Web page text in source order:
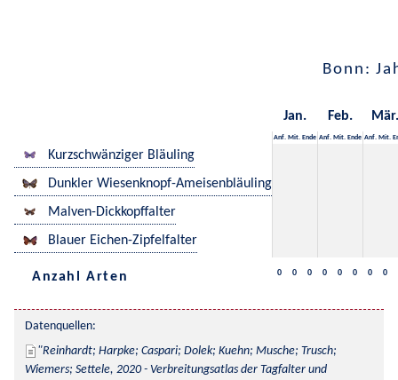
Bonn:
Jan. Feb. Mär.
Anf. Mit. Ende Anf. Mit. Ende Anf. Mit.
Kurzschwänziger Bläuling
Dunkler Wiesenknopf-Ameisenbläuling
Malven-Dickkopffalter
Blauer Eichen-Zipfelfalter
Anzahl Arten 0 0 0 0 0 0 0 0
Datenquellen:
Reinhardt; Harpke; Caspari; Dolek; Kuehn; Musche; Trusch;
Wiemers; Settele, 2020 - Verbreitungsatlas der Tagfalter und